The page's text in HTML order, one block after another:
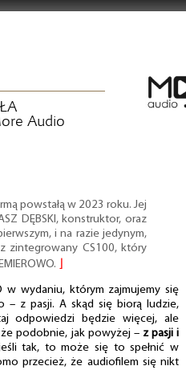
Audio
powstałą w 2023 roku. Jej
DĘBSKI, konstruktor, oraz
i na razie jedynym,
zintegrowany CS100, który
w wydaniu, którym zajmujemy się
– z pasji. A skąd się biorą ludzie,
odpowiedzi będzie więcej, ale
podobnie, jak powyżej – z pasji i
tak, to może się to spełnić w
przecież, że audiofilem się nikt